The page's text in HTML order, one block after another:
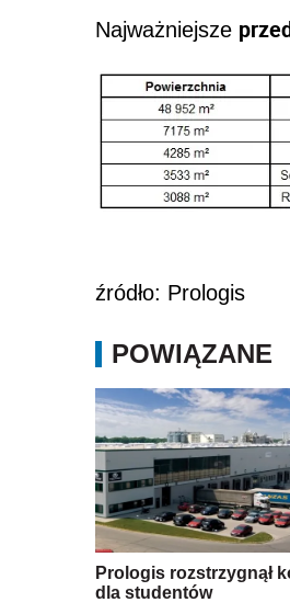
Najważniejsze
źródło: Prologis
POWIĄZANE
Prologis rozstrzygnął
dla studentów